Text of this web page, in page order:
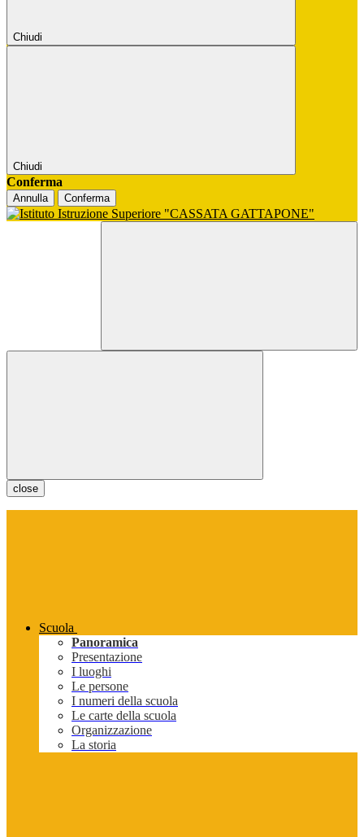
Chiudi
Chiudi
Conferma
Annulla Conferma
close
Scuola
Panoramica
Presentazione
I luoghi
Le persone
I numeri della scuola
Le carte della scuola
Organizzazione
La storia